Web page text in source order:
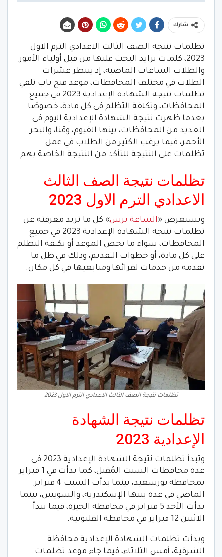
شارك
تظلمات نتيجة الصف الثالث الاعدادي الترم الاول
2023، كلمات تزايد البحث عليها من قبل أولياء الأمور
والطلاب الساعات الماضية، إذ ينتظر عشرات
الطلاب في مختلف المحافظات، موعد فتح باب تلقي
تظلمات نتيجة الشهادة الإعدادية 2023 في جميع
المحافظات، وتكلفة التظلم في كل مادة، خصوصًا
بعدما ظهرت نتيجة الشهادة الإعدادية اليوم في
العديد من المحافظات، بينها الفيوم، وقنا، والبحر
الأحمر، فيما يرغب الكثير من الطلاب في عمل
تظلمات على النتيجة للتأكد من النتيجة الخاصة بهم.
تظلمات نتيجة الصف الثالث
الاعدادي الترم الاول 2023
ويستعرض «الساعة برس» كل ما تريد معرفته عن
تظلمات نتيجة الشهادة الإعدادية 2023 في جميع
المحافظات، سواء ما يخص الموعد أو تكلفة التظلم
على كل مادة، أو خطوات التقديم، وذلك في ظل ما
تقدمه من خدمات لقرائها ومتابعيها في كل مكان.
تظلمات نتيجة الصف الثالث الاعدادي الترم الاول 2023
تظلمات نتيجة الشهادة
الإعدادية 2023
وتبدأ تظلمات نتيجة الشهادة الإعدادية 2023 في
عدة محافظات السبت المُقبل، كما بدأت في 1 فبراير
بمحافظة بورسعيد، بينما بدأت السبت 4 فبراير
الماضي في عدة بينها الإسكندرية، والسويس، بينما
بدأت الأحد 5 فبراير في محافظة الجيزة، فيما تبدأ
الاثنين 12 فبراير في محافظة القليوبية.
وبدأت تظلمات الشهادة الإعدادية محافظة
الشرقية، أمس الثلاثاء، فيما جاء موعد تظلمات